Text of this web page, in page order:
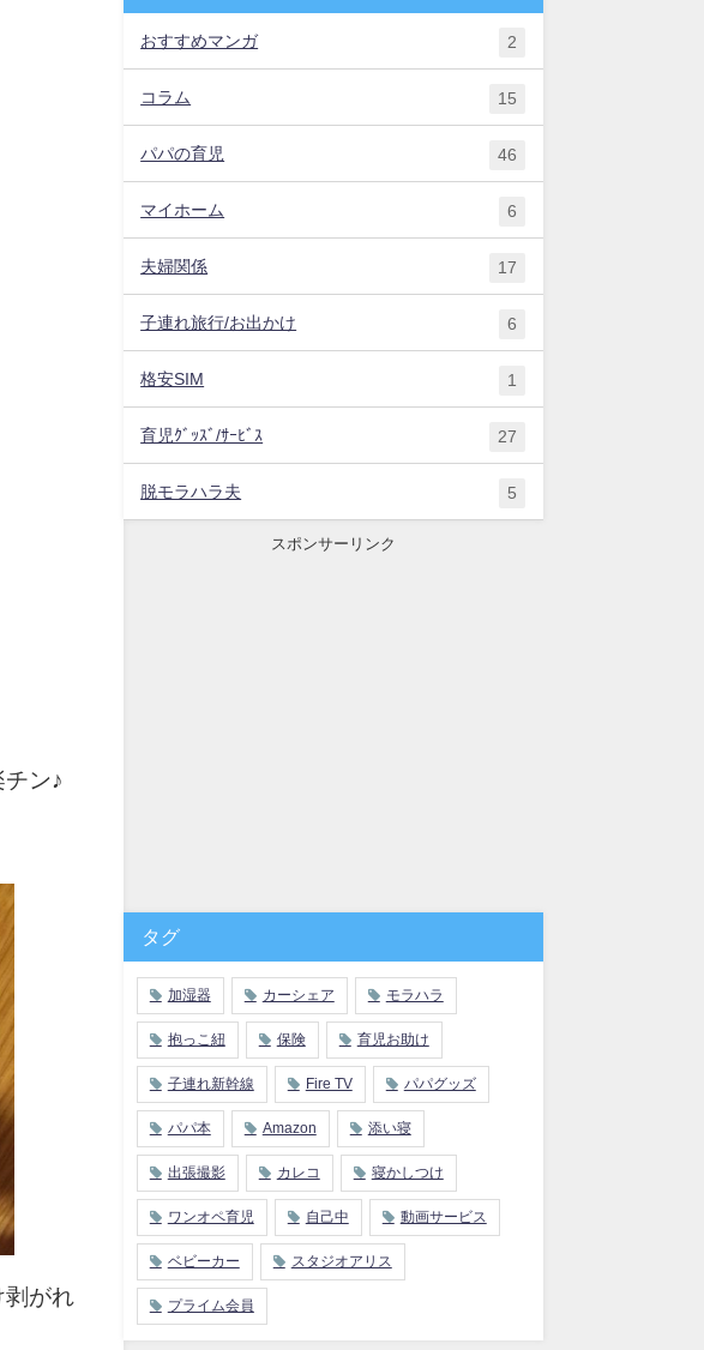
ン♪
がれ
おすすめマンガ 2
コラム 15
パパの育児 46
マイホーム 6
夫婦関係 17
子連れ旅行/お出かけ 6
格安SIM 1
育児ｸﾞｯｽﾞ/ｻｰﾋﾞｽ 27
脱モラハラ夫 5
スポンサーリンク
タグ
加湿器 カーシェア モラハラ
抱っこ紐 保険 育児お助け
子連れ新幹線 Fire TV パパグッズ
パパ本 Amazon 添い寝
出張撮影 カレコ 寝かしつけ
ワンオペ育児 自己中 動画サービス
ベビーカー スタジオアリス
プライム会員